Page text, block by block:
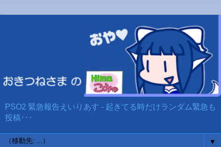
PSO2 緊急報告えいりあす - 起きてる時だけランダム緊急も
投稿･･･
▼